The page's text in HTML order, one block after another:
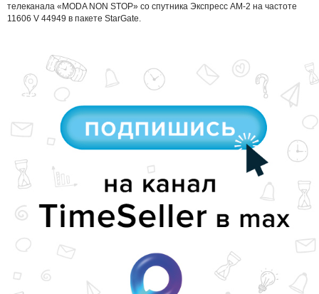
телеканала «MODA NON STOP» со спутника Экспресс АМ-2 на частоте
11606 V 44949 в пакете StarGate.